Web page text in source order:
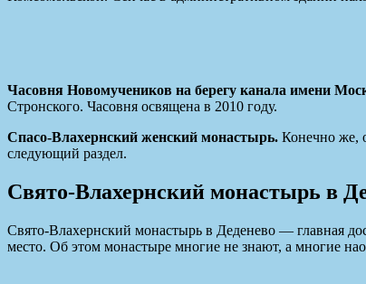
Часовня Новомучеников на берегу канала имени
Стронского. Часовня освящена в 2010 году.
Спасо-Влахернский женский монастырь. Конечно же,
следующий раздел.
Свято-Влахернский монастырь в
Свято-Влахернский монастырь в Деденево — главная
место. Об этом монастыре многие не знают, а многие